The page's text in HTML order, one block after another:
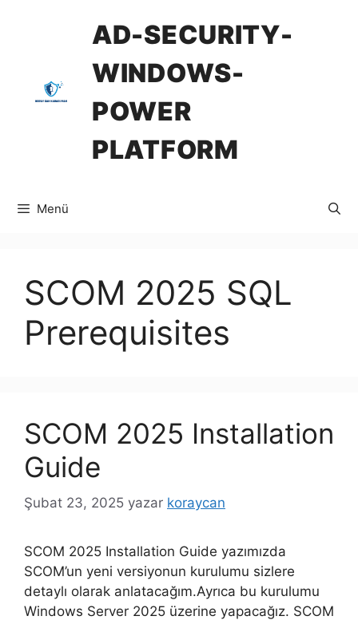
AD-SECURITY-
WINDOWS-
POWER
PLATFORM
Menü
SCOM 2025 SQL
Prerequisites
SCOM 2025 Installation
Guide
Şubat 23, 2025 yazar koraycan
SCOM 2025 Installation Guide yazımızda
SCOM’un yeni versiyonun kurulumu sizlere
detaylı olarak anlatacağım.Ayrıca bu kurulumu
Windows Server 2025 üzerine yapacağız. SCOM